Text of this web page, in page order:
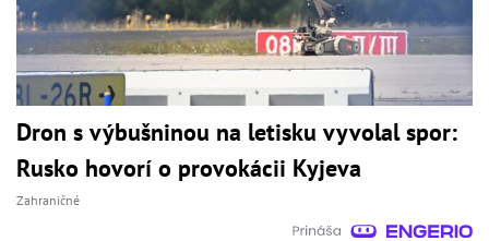
Dron s výbušninou na letisku vyvolal spor:
Rusko hovorí o provokácii Kyjeva
Zahraničné